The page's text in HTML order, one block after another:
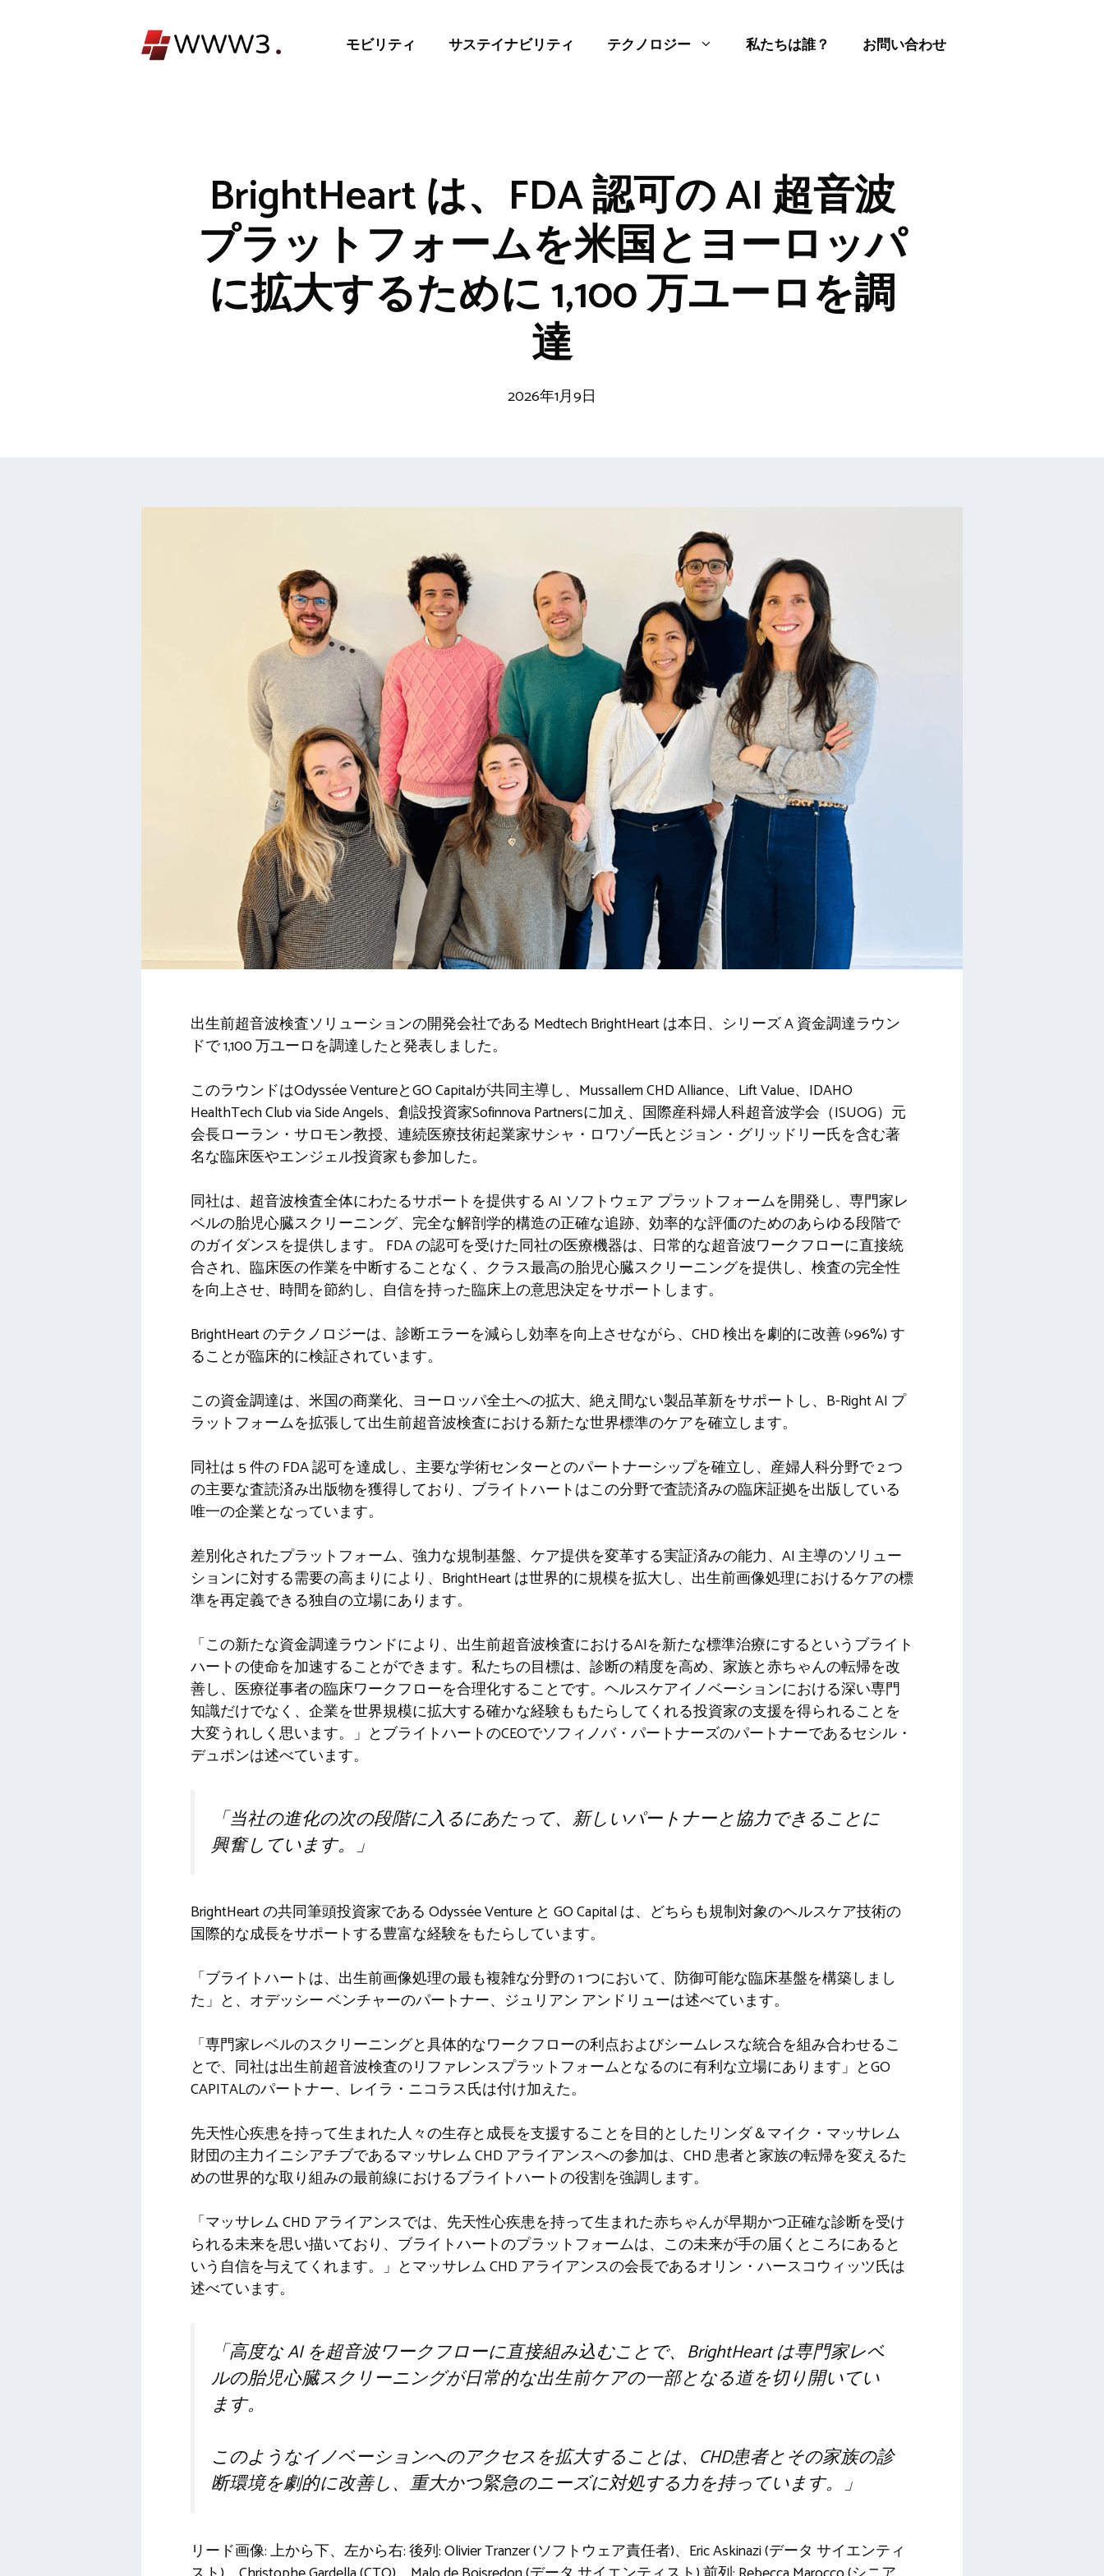
モビリティ サステイナビリティ テクノロジー 私たちは誰？ お問い合わせ
BrightHeart は、FDA 認可の AI 超音波
プラットフォームを米国とヨーロッパ
に拡大するために 1,100 万ユーロを調
達
2026年1月9日
出生前超音波検査ソリューションの開発会社である Medtech BrightHeart は本日、シリーズ A 資金調達ラウン
ドで 1,100 万ユーロを調達したと発表しました。
このラウンドはOdyssée VentureとGO Capitalが共同主導し、Mussallem CHD Alliance、Lift Value、IDAHO
HealthTech Club via Side Angels、創設投資家Sofinnova Partnersに加え、国際産科婦人科超音波学会（ISUOG）元
会長ローラン・サロモン教授、連続医療技術起業家サシャ・ロワゾー氏とジョン・グリッドリー氏を含む著
名な臨床医やエンジェル投資家も参加した。
同社は、超音波検査全体にわたるサポートを提供する AI ソフトウェア プラットフォームを開発し、専門家レ
ベルの胎児心臓スクリーニング、完全な解剖学的構造の正確な追跡、効率的な評価のためのあらゆる段階で
のガイダンスを提供します。 FDA の認可を受けた同社の医療機器は、日常的な超音波ワークフローに直接統
合され、臨床医の作業を中断することなく、クラス最高の胎児心臓スクリーニングを提供し、検査の完全性
を向上させ、時間を節約し、自信を持った臨床上の意思決定をサポートします。
BrightHeart のテクノロジーは、診断エラーを減らし効率を向上させながら、CHD 検出を劇的に改善 (>96%) す
ることが臨床的に検証されています。
この資金調達は、米国の商業化、ヨーロッパ全土への拡大、絶え間ない製品革新をサポートし、B-Right AI プ
ラットフォームを拡張して出生前超音波検査における新たな世界標準のケアを確立します。
同社は 5 件の FDA 認可を達成し、主要な学術センターとのパートナーシップを確立し、産婦人科分野で 2 つ
の主要な査読済み出版物を獲得しており、ブライトハートはこの分野で査読済みの臨床証拠を出版している
唯一の企業となっています。
差別化されたプラットフォーム、強力な規制基盤、ケア提供を変革する実証済みの能力、AI 主導のソリュー
ションに対する需要の高まりにより、BrightHeart は世界的に規模を拡大し、出生前画像処理におけるケアの標
準を再定義できる独自の立場にあります。
「この新たな資金調達ラウンドにより、出生前超音波検査におけるAIを新たな標準治療にするというブライト
ハートの使命を加速することができます。私たちの目標は、診断の精度を高め、家族と赤ちゃんの転帰を改
善し、医療従事者の臨床ワークフローを合理化することです。ヘルスケアイノベーションにおける深い専門
知識だけでなく、企業を世界規模に拡大する確かな経験ももたらしてくれる投資家の支援を得られることを
大変うれしく思います。」とブライトハートのCEOでソフィノバ・パートナーズのパートナーであるセシル・
デュポンは述べています。
「当社の進化の次の段階に入るにあたって、新しいパートナーと協力できることに
興奮しています。」
BrightHeart の共同筆頭投資家である Odyssée Venture と GO Capital は、どちらも規制対象のヘルスケア技術の
国際的な成長をサポートする豊富な経験をもたらしています。
「ブライトハートは、出生前画像処理の最も複雑な分野の 1 つにおいて、防御可能な臨床基盤を構築しまし
た」と、オデッシー ベンチャーのパートナー、ジュリアン アンドリューは述べています。
「専門家レベルのスクリーニングと具体的なワークフローの利点およびシームレスな統合を組み合わせるこ
とで、同社は出生前超音波検査のリファレンスプラットフォームとなるのに有利な立場にあります」とGO
CAPITALのパートナー、レイラ・ニコラス氏は付け加えた。
先天性心疾患を持って生まれた人々の生存と成長を支援することを目的としたリンダ＆マイク・マッサレム
財団の主力イニシアチブであるマッサレム CHD アライアンスへの参加は、CHD 患者と家族の転帰を変えるた
めの世界的な取り組みの最前線におけるブライトハートの役割を強調します。
「マッサレム CHD アライアンスでは、先天性心疾患を持って生まれた赤ちゃんが早期かつ正確な診断を受け
られる未来を思い描いており、ブライトハートのプラットフォームは、この未来が手の届くところにあると
いう自信を与えてくれます。」とマッサレム CHD アライアンスの会長であるオリン・ハースコウィッツ氏は
述べています。
「高度な AI を超音波ワークフローに直接組み込むことで、BrightHeart は専門家レベ
ルの胎児心臓スクリーニングが日常的な出生前ケアの一部となる道を切り開いてい
ます。
このようなイノベーションへのアクセスを拡大することは、CHD患者とその家族の診
断環境を劇的に改善し、重大かつ緊急のニーズに対処する力を持っています。」
リード画像: 上から下、左から右: 後列: Olivier Tranzer (ソフトウェア責任者)、Eric Askinazi (データ サイエンティ